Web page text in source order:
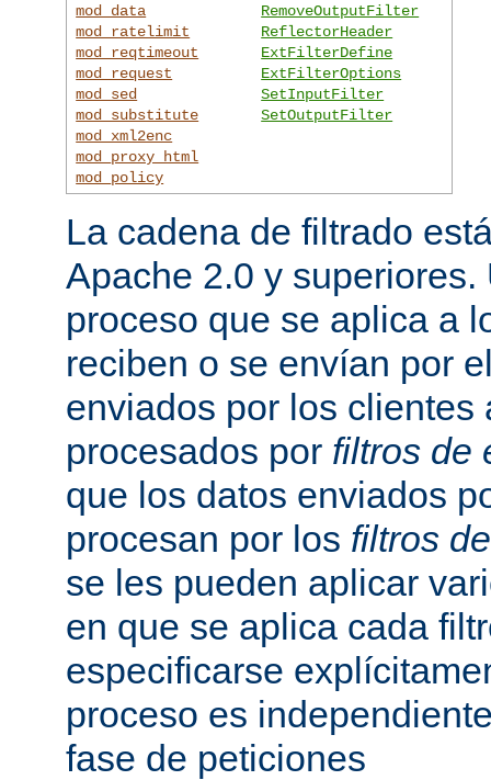
mod_data
mod_ratelimit
mod_reqtimeout
mod_request
mod_sed
mod_substitute
mod_xml2enc
mod_proxy_html
mod_policy
RemoveOutputFilter
ReflectorHeader
ExtFilterDefine
ExtFilterOptions
SetInputFilter
SetOutputFilter
La cadena de filtrado
Apache 2.0 y
proceso que se aplica a
reciben o se envían por
enviados por los clientes
procesados por filtros de
que los datos enviados
procesan por los filtros
se les pueden aplicar
en que se aplica cada
especificarse
proceso es
fase de peticiones